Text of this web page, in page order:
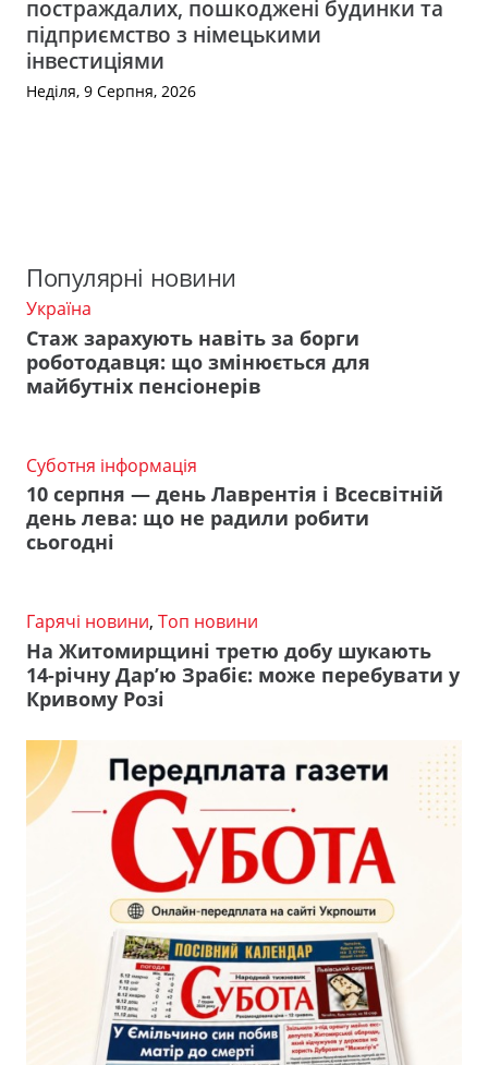
постраждалих, пошкоджені будинки та
підприємство з німецькими
інвестиціями
Неділя, 9 Серпня, 2026
Популярні новини
Україна
Стаж зарахують навіть за борги
роботодавця: що змінюється для
майбутніх пенсіонерів
Суботня інформація
10 серпня — день Лаврентія і Всесвітній
день лева: що не радили робити
сьогодні
Гарячі новини, Топ новини
На Житомирщині третю добу шукають
14-річну Дар’ю Зрабіє: може перебувати у
Кривому Розі